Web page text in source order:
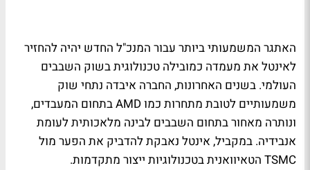
האתגר המשמעותי ביותר עבור המנכ"ל החדש יהיה להחזיר
לאינטל את מעמדה כמובילה טכנולוגית בשוק השבבים
העולמי. בשנים האחרונות, החברה איבדה נתחי שוק
משמעותיים לטובת מתחרות כמו AMD בתחום המעבדים,
ונותרה מאחור בתחום השבבים לבינה מלאכותית לעומת
אנבידיה. במקביל, אינטל נאבקת להדביק את הפער מול
TSMC הטאיוואנית בטכנולוגיות ייצור מתקדמות.